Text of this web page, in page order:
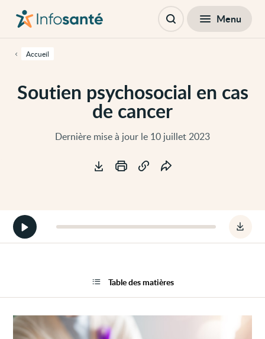
contenu
cette
navigation
Soutien psychosocial en cas
de cancer
Dernière mise à jour le 10 juillet 2023
Accueil
principale
Ouvrir Menu
le
cas
Démarrer
la
version
Table des matières
Table des matières Fermer